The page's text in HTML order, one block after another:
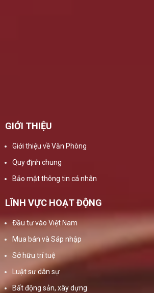
GIỚI THIỆU
Giới thiệu về Văn Phòng
Quy định chung
Bảo mật thông tin cá nhân
LĨNH VỰC HOẠT ĐỘNG
Đầu tư vào Việt Nam
Mua bán và Sáp nhập
Sở hữu trí tuệ
Luật sư dân sự
Bất động sản, xây dựng